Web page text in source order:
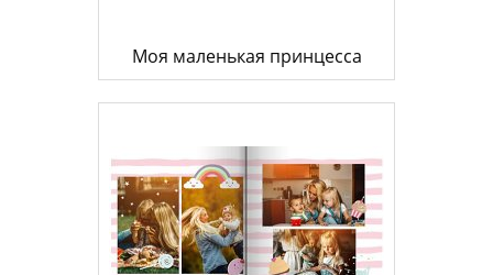
Моя маленькая принцесса